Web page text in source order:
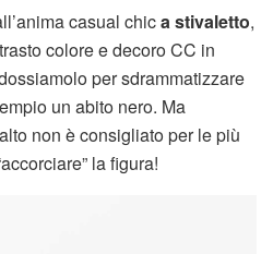
casual chica stivaletto,
colore e decoro CC in
per sdrammatizzare
un abito nero. Ma
non è consigliato per le più
la figura!